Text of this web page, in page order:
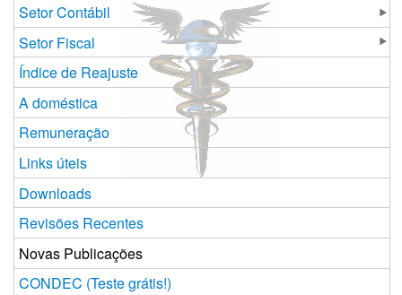
Setor Contábil
Setor Fiscal
Índice de Reajuste
A doméstica
Remuneração
Links úteis
Downloads
Revisões Recentes
Novas Publicações
CONDEC (Teste grátis!)